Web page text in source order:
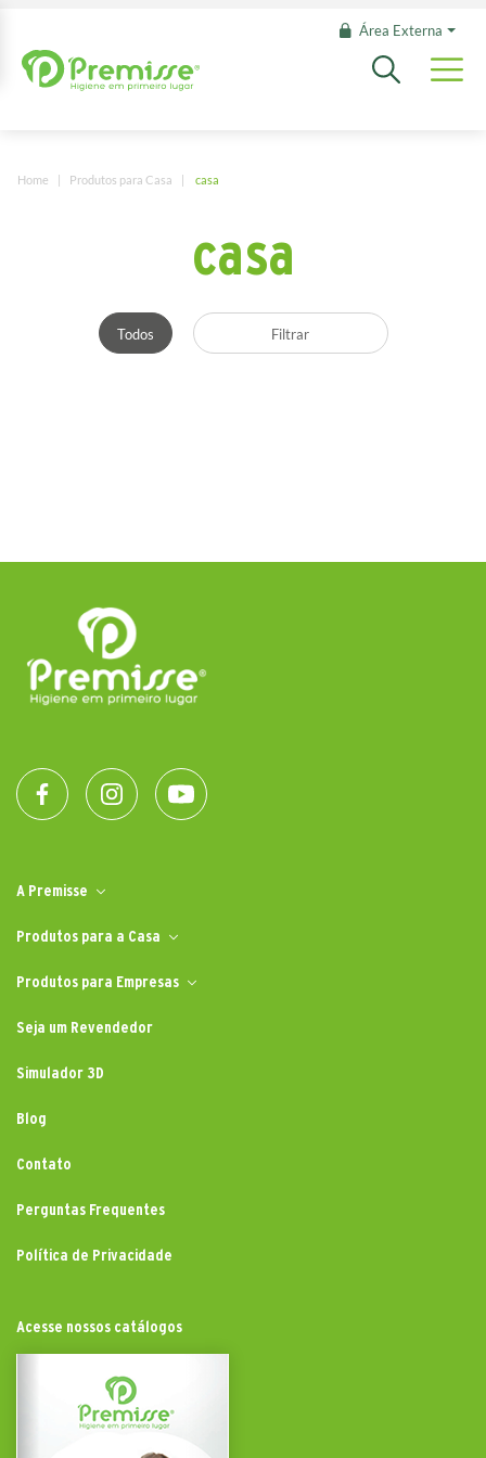
Área Externa
Home Produtos para Casa casa
casa
Todos Filtrar
A Premisse
Produtos para a Casa
Produtos para Empresas
Seja um Revendedor
Simulador 3D
Blog
Contato
Perguntas Frequentes
Política de Privacidade
Acesse nossos catálogos